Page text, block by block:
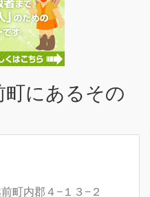
にあるその
町内郡４−１３−２